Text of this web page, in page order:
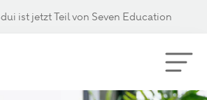
ist jetzt Teil von Seven Education